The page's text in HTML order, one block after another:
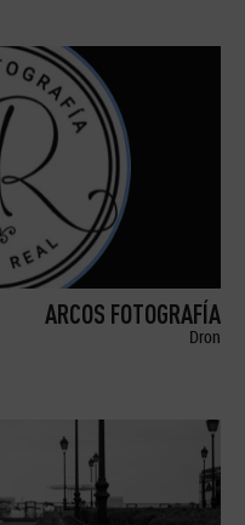
ARCOS FOTOGRAFÍA
Dron